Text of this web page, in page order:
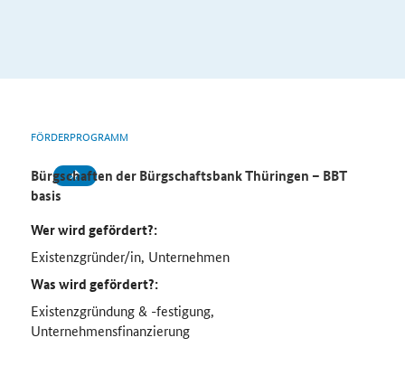
FÖRDERPROGRAMM
Bürgschaften der Bürgschaftsbank Thüringen – BBT
basis
Wer wird gefördert?:
Existenzgründer/in, Unternehmen
Was wird gefördert?:
Existenzgründung & -festigung,
Unternehmensfinanzierung